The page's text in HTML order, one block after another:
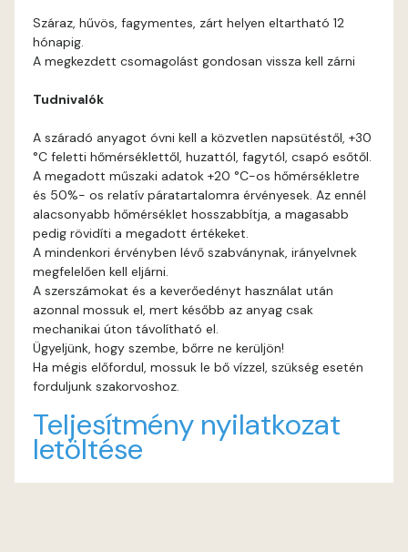
Fig-brown B
Fir C
Gecco-green B
Gecco-green C
Gecco-green D
Gold-yellow B
Graphit B
Grass-green B
Száraz, hűvös, fagymentes, zárt helyen eltartható 12
hónapig.
A megkezdett csomagolást gondosan vissza kell zárni
Tudnivalók
A száradó anyagot óvni kell a közvetlen napsütéstől, +30
°C feletti hőmérséklettől, huzattól, fagytól, csapó esőtől.
A megadott műszaki adatok +20 °C-os hőmérsékletre
és 50%- os relatív páratartalomra érvényesek. Az ennél
alacsonyabb hőmérséklet hosszabbítja, a magasabb
pedig rövidíti a megadott értékeket.
A mindenkori érvényben lévő szabványnak, irányelvnek
megfelelően kell eljárni.
A szerszámokat és a keverőedényt használat után
azonnal mossuk el, mert később az anyag csak
mechanikai úton távolítható el.
Ügyeljünk, hogy szembe, bőrre ne kerüljön!
Ha mégis előfordul, mossuk le bő vízzel, szükség esetén
forduljunk szakorvoshoz.
Teljesítmény nyilatkozat
letöltése